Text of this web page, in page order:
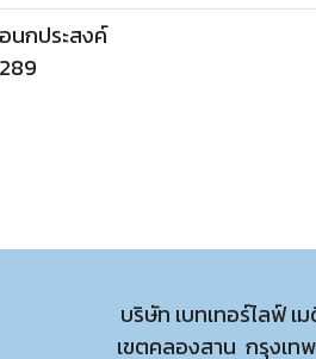
นกประสงค์
บริษัท เบทเทอร์ไลฟ์
เขตคลองสาน กรุงเท